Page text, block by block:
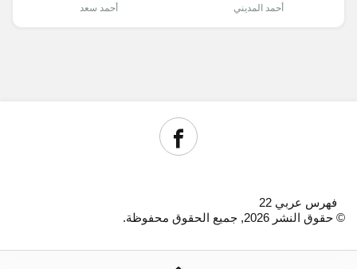
أحمد المديني أحمد سعد
فهرس عربي 22
© حقوق النشر 2026, جميع الحقوق محفوظة.